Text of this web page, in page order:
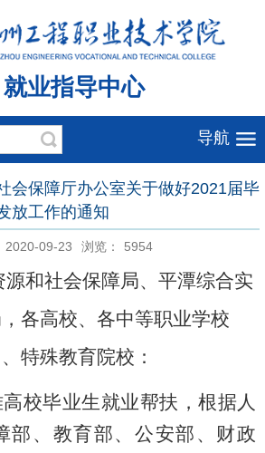
就业指导中心
导航
会保障厅办公室关于做好2021届毕
放工作的通知
2020-09-23 浏览： 5954
和社会保障局、平潭综合实
各高校、各中等职业学校
、特殊教育院校 ：
校毕业生就业帮扶 ，根据人
部、教育部、公安部、财政